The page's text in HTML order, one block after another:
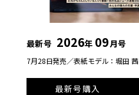
最新号 2026年 09月号
7月28日発売／表紙モデル：堀田 茜
最新号購入